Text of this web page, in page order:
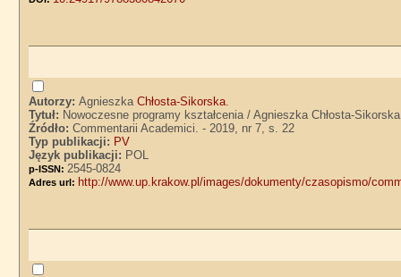
Autorzy:AgnieszkaChłosta-Sikorska.
Tytuł: Nowoczesne programy kształcenia / Agnieszka Chłosta-Sikorska
Źródło:Commentarii Academici. - 2019, nr 7, s. 22
Typ publikacji: PV
Język publikacji: POL
p-ISSN: 2545-0824
Adres url: http://www.up.krakow.pl/images/dokumenty/czasopismo/